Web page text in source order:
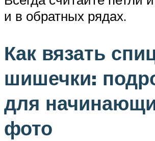
и в обратных рядах.
Как вязать
шишечки:
для
фото